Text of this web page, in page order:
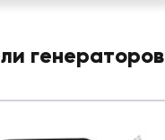
генераторов